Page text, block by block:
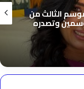
الثالث من
وتصدره